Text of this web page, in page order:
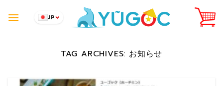
JP
TAG ARCHIVES: お知らせ